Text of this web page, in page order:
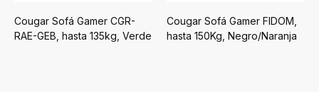
Cougar Sofá Gamer CGR-
RAE-GEB, hasta 135kg, Verde
Cougar Sofá Gamer FIDOM,
hasta 150Kg, Negro/Naranja